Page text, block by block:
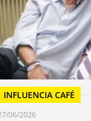
INFLUENCIA CAFÉ
06/2026